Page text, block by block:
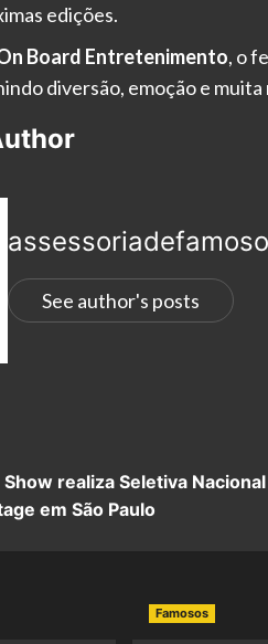
edições.
Board Entretenimento, o
diversão, emoção e
See author's posts
realiza Seletiva Nacional
em São Paulo
Famosos